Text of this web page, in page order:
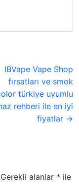
IBVape Vape Shop
fırsatları ve smok
türkiye uyumlu
rehberi ile en iyi
fiyatlar →
Gerekli alanlar * ile